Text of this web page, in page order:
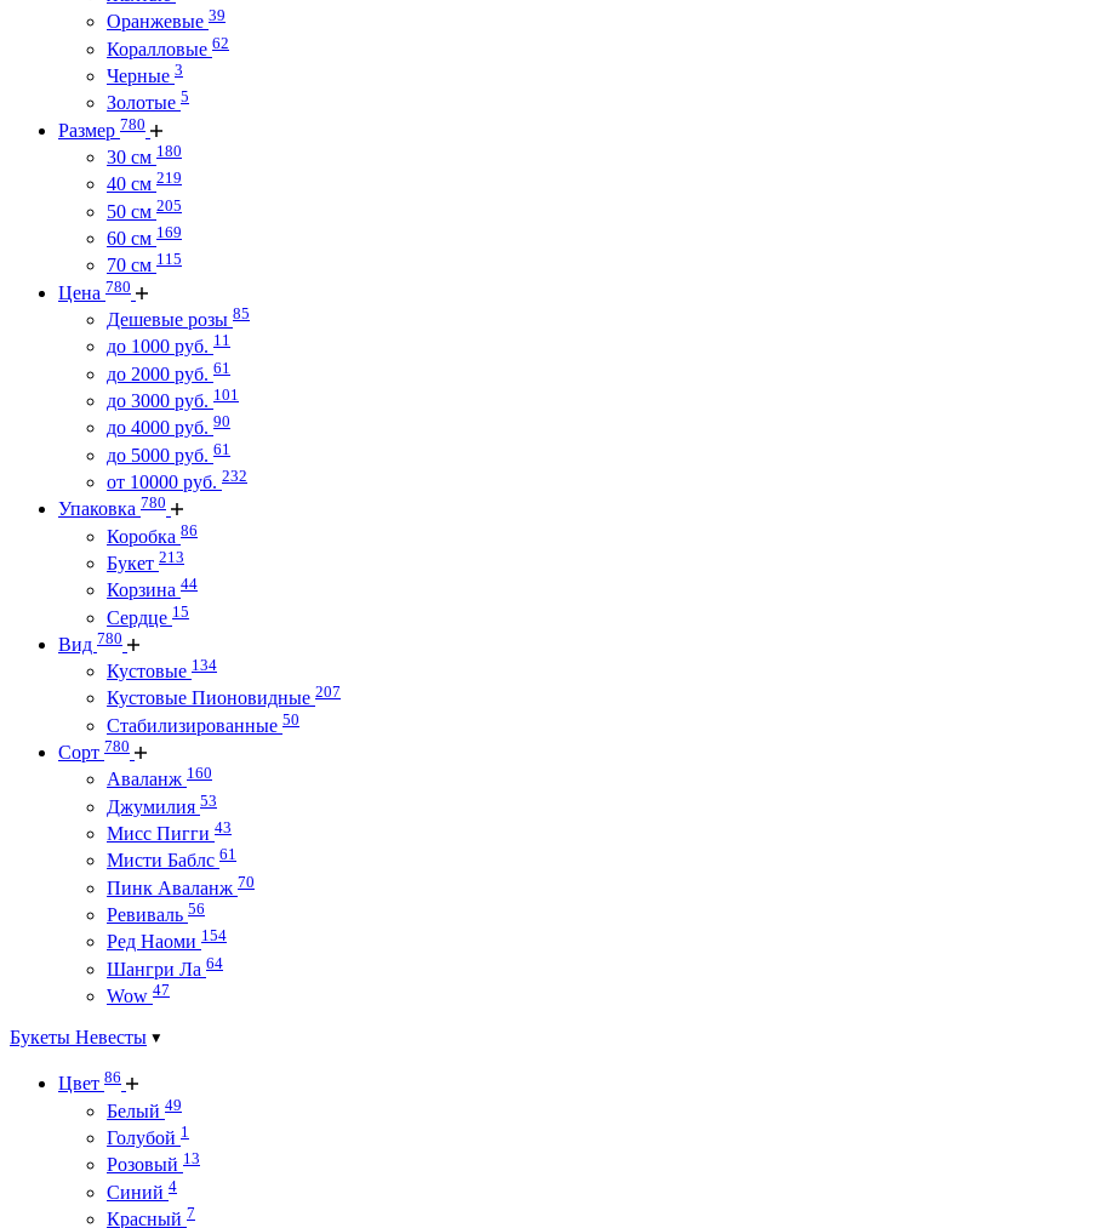
Оранжевые 39
Коралловые 62
Черные 3
Золотые 5
Размер 780
30 см 180
40 см 219
50 см 205
60 см 169
70 см 115
Цена 780
Дешевые розы 85
до 1000 руб. 11
до 2000 руб. 61
до 3000 руб. 101
до 4000 руб. 90
до 5000 руб. 61
от 10000 руб. 232
Упаковка 780
Коробка 86
Букет 213
Корзина 44
Сердце 15
Вид 780
Кустовые 134
Кустовые Пионовидные 207
Стабилизированные 50
Сорт 780
Аваланж 160
Джумилия 53
Мисс Пигги 43
Мисти Баблс 61
Пинк Аваланж 70
Ревиваль 56
Ред Наоми 154
Шангри Ла 64
Wow 47
Букеты Невесты
Цвет 86
Белый 49
Голубой 1
Розовый 13
Синий 4
Красный 7